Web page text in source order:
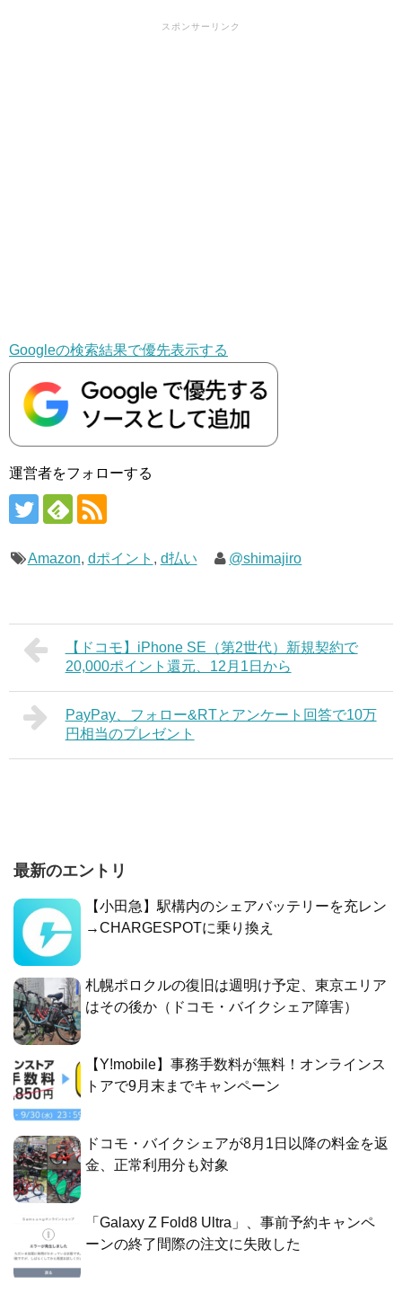
スポンサーリンク
Googleの検索結果で優先表示する
運営者をフォローする
Amazon, dポイント , d払い @shimajiro
【ドコモ】iPhone SE（第2世代）新規契約で
20,000ポイント還元、12月1日から
PayPay、フォロー&RTとアンケート回答で10万
円相当のプレゼント
最新のエントリ
【小田急】駅構内のシェアバッテリーを充レン
→CHARGESPOTに乗り換え
札幌ポロクルの復旧は週明け予定、東京エリア
はその後か（ドコモ・バイクシェア障害）
【Y!mobile】事務手数料が無料！オンラインス
トアで9月末までキャンペーン
ドコモ・バイクシェアが8月1日以降の料金を返
金、正常利用分も対象
「Galaxy Z Fold8 Ultra」、事前予約キャンペ
ーンの終了間際の注文に失敗した